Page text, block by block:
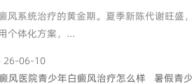
风系统治疗的黄金期。夏季新陈代谢旺
个体化方案，...
26-06-10
风医院青少年白癜风治疗怎么样
暑假青